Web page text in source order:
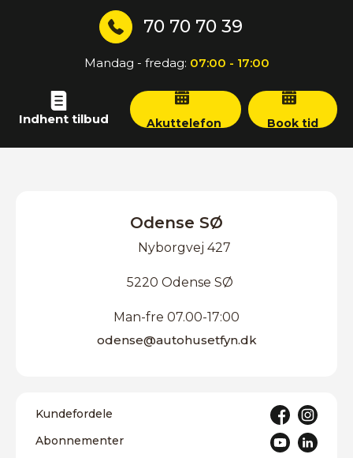
70 70 70 39
Mandag - fredag: 07:00 - 17:00
Indhent tilbud Akuttelefon Book tid
Odense SØ
Nyborgvej 427
5220 Odense SØ
Man-fre 07.00-17:00
odense@autohusetfyn.dk
Kundefordele
Abonnementer